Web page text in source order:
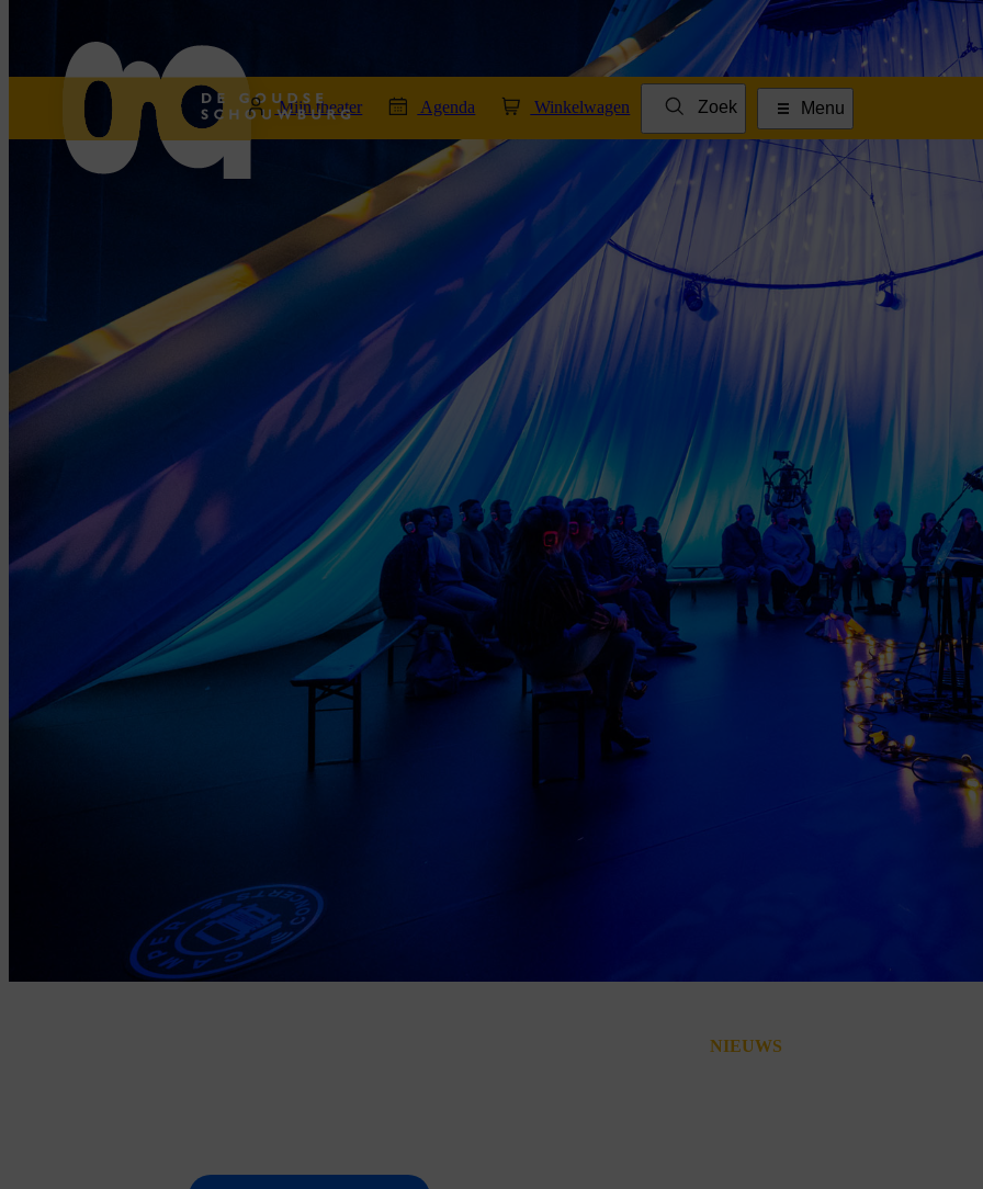
Mijn theater Agenda Winkelwagen Zoek Menu
NIEUWS